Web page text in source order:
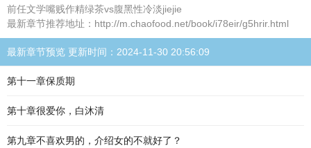
前任文学嘴贱作精绿茶vs腹黑性冷淡jiejie
最新章节推荐地址：http://m.chaofood.net/book/i78eir/g5hrir.html
最新章节预览 更新时间：2024-11-30 20:56:09
第十一章保质期
第十章很爱你，白沐清
第九章不喜欢男的，介绍女的不就好了？